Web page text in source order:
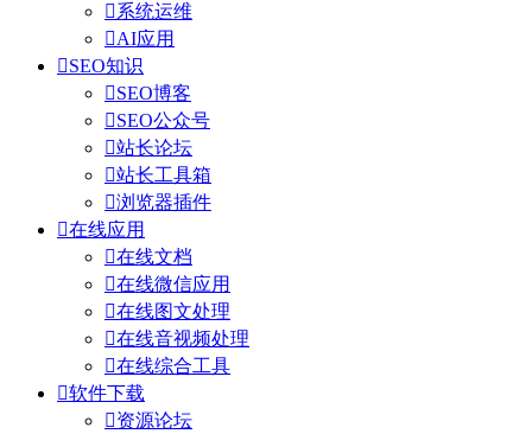
系统运维
AI应用
SEO知识
SEO博客
SEO公众号
站长论坛
站长工具箱
浏览器插件
在线应用
在线文档
在线微信应用
在线图文处理
在线音视频处理
在线综合工具
软件下载
资源论坛